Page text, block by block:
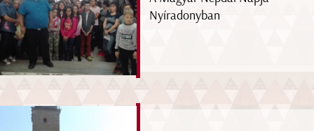
Nyíradonyban